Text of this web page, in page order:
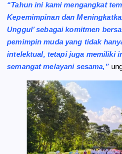
“Tahun ini kami mengangkat
Kepemimpinan dan
Unggul’ sebagai komitmen
pemimpin muda yang tidak
intelektual, tetapi juga memiliki
semangat melayani sesama,”